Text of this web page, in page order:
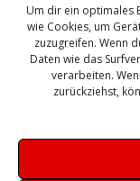
Um dir ein optimales
wie Cookies, um
zuzugreifen. Wenn
Daten wie das
verarbeiten.
zurückziehst,
Sanierung
Sicherung
Update
VMWare